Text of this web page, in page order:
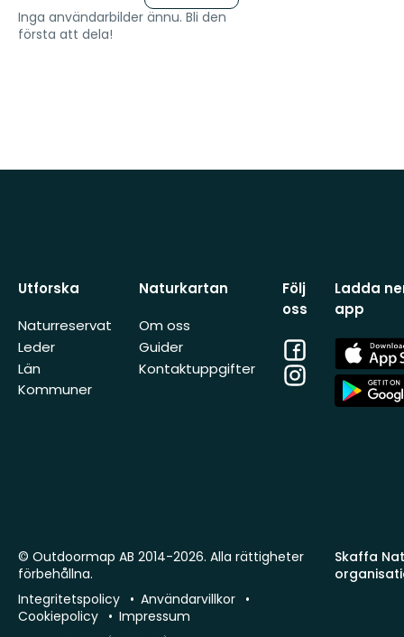
Inga användarbilder ännu. Bli den
första att dela!
Utforska
Naturreservat
Leder
Län
Kommuner
Naturkartan
Om oss
Guider
Kontaktuppgifter
Följ
oss
Facebook
Instagram
Ladda
app
App
Store
App
Store
Skaffa
© Outdoormap AB 2014-2026. Alla rättigheter
förbehållna.
Integritetspolicy
Användarvillkor
Cookiepolicy
Impressum